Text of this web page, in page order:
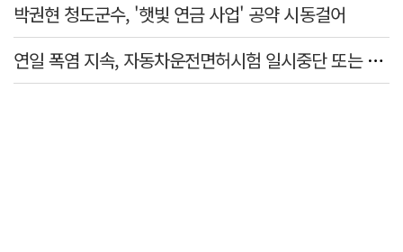
박권현 청도군수, '햇빛 연금 사업' 공약 시동걸어
연일 폭염 지속, 자동차운전면허시험 일시중단 또는 축소 운영